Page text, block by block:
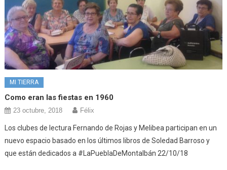
MI TIERRA
Como eran las fiestas en 1960
23 octubre, 2018 Félix
Los clubes de lectura Fernando de Rojas y Melibea participan en un
nuevo espacio basado en los últimos libros de Soledad Barroso y
que están dedicados a #LaPueblaDeMontalbán 22/10/18